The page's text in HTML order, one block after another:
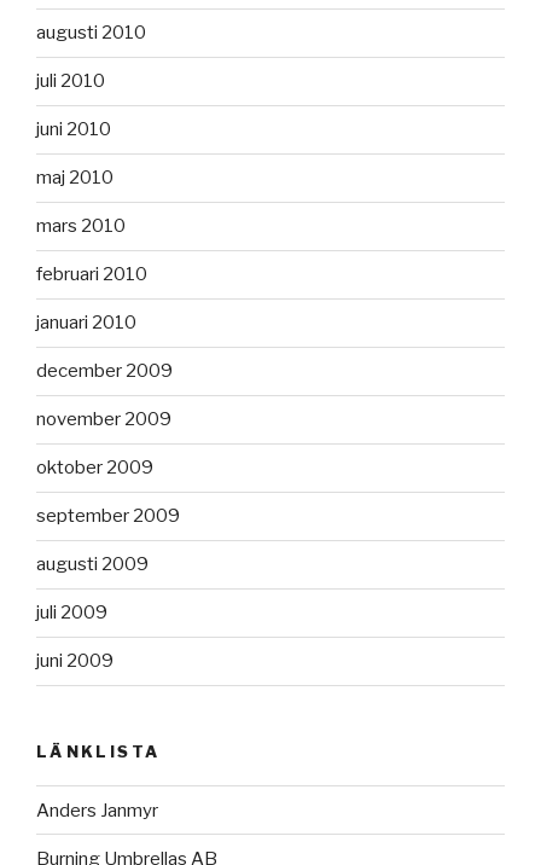
augusti 2010
juli 2010
juni 2010
maj 2010
mars 2010
februari 2010
januari 2010
december 2009
november 2009
oktober 2009
september 2009
augusti 2009
juli 2009
juni 2009
LÄNKLISTA
Anders Janmyr
Burning Umbrellas AB